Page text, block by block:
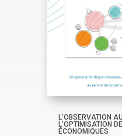
L’OBSERVATION
L’OPTIMISATION
ÉCONOMIQUES